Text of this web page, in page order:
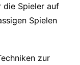
die Spieler auf
Spielen
zur